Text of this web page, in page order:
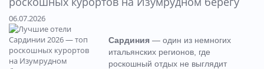
06.07.2026
Сардиния — один из немногих
итальянских регионов, где
роскошный отдых не выглядит